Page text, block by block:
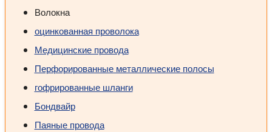
Волокна
оцинкованная проволока
Медицинские провода
Перфорированные металлические полосы
гофрированные шланги
Бондвайр
Паяные провода